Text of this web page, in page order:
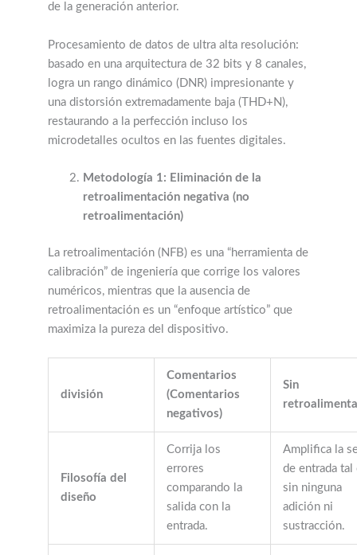
de la generación anterior.
Procesamiento de datos de ultra alta resolución:
basado en una arquitectura de 32 bits y 8 canales,
logra un rango dinámico (DNR) impresionante y
una distorsión extremadamente baja (THD+N),
restaurando a la perfección incluso los
microdetalles ocultos en las fuentes digitales.
Metodología 1: Eliminación de la
retroalimentación negativa (no
retroalimentación)
La retroalimentación (NFB) es una “herramienta de
calibración” de ingeniería que corrige los valores
numéricos, mientras que la ausencia de
retroalimentación es un “enfoque artístico” que
maximiza la pureza del dispositivo.
división
Comentarios
(Comentarios
negativos)
Sin
Filosofía del
diseño
Corrija los
errores
comparando la
salida con la
entrada.
Amplifica la
de entrada tal
sin ninguna
adición ni
sustracción.